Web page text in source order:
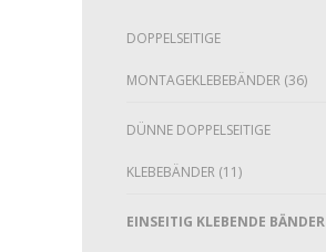
DOPPELSEITIGE
MONTAGEKLEBEBÄNDER (36)
DÜNNE DOPPELSEITIGE
KLEBEBÄNDER (11)
EINSEITIG KLEBENDE BÄNDER